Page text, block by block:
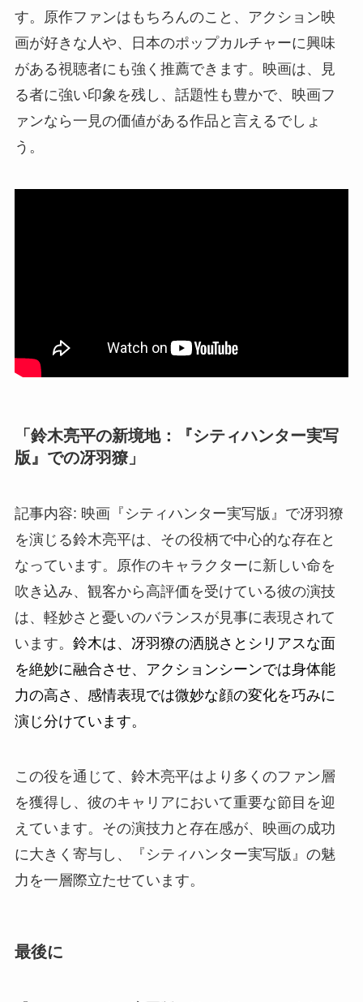
す。原作ファンはもちろんのこと、アクション映
画が好きな人や、日本のポップカルチャーに興味
がある視聴者にも強く推薦できます。映画は、見
る者に強い印象を残し、話題性も豊かで、映画フ
ァンなら一見の価値がある作品と言えるでしょ
う。
「鈴木亮平の新境地：『シティハンター実写
版』での冴羽獠」
記事内容: 映画『シティハンター実写版』で冴羽獠
を演じる鈴木亮平は、その役柄で中心的な存在と
なっています。原作のキャラクターに新しい命を
吹き込み、観客から高評価を受けている彼の演技
は、軽妙さと憂いのバランスが見事に表現されて
います。 鈴木は、冴羽獠の洒脱さとシリアスな面
を絶妙に融合させ、アクションシーンでは身体能
力の高さ、感情表現では微妙な顔の変化を巧みに
演じ分けています。
この役を通じて、鈴木亮平はより多くのファン層
を獲得し、彼のキャリアにおいて重要な節目を迎
えています。その演技力と存在感が、映画の成功
に大きく寄与し、『シティハンター実写版』の魅
力を一層際立たせています。
最後に